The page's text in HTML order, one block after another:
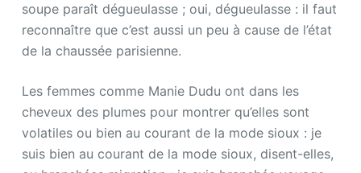
soupe paraît dégueulasse ; oui, dégueulasse : il faut
reconnaître que c’est aussi un peu à cause de l’état
de la chaussée parisienne.
Les femmes comme Manie Dudu ont dans les
cheveux des plumes pour montrer qu’elles sont
volatiles ou bien au courant de la mode sioux : je
suis bien au courant de la mode sioux, disent-elles,